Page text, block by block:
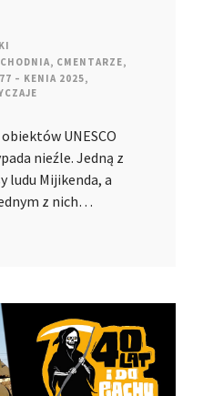
, CMENTARZE,
– KENIA 2025,
UNESCO
nieźle. Jedną z
ludu Mijikenda, a
z nich…